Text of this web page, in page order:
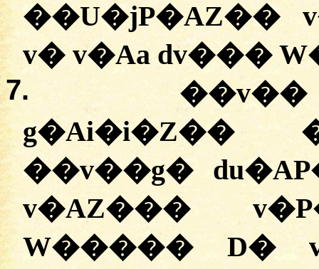
��U�jP�AZ��
v� v�Aa dv���
7.
��v��
g�Ai�i�Z��
��v��g�
v�AZ���
W����� D�